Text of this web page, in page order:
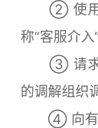
② 使用转
称“客服介入
③ 请求消
的调解组织
④ 向有关